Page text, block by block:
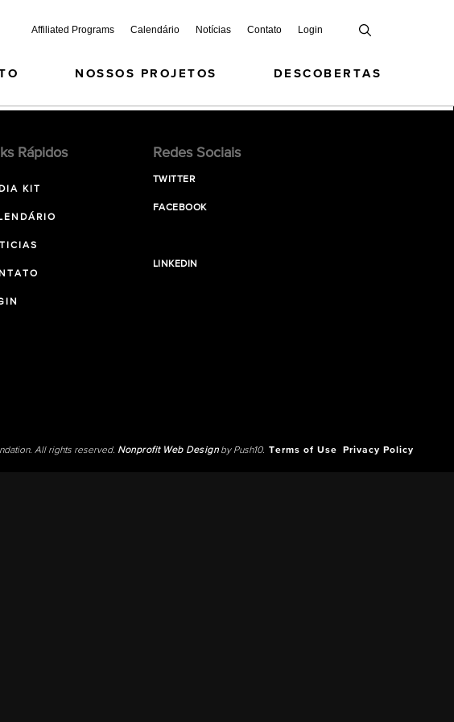
Affiliated Programs Calendário Notícias Contato Login
NOSSOS PROJETOS DESCOBERTAS
Rápidos
KIT
Redes Sociais
TWITTER
FACEBOOK
LINKEDIN
All rights reserved. Nonprofit Web Designby Push10. Terms of Use Privacy Policy